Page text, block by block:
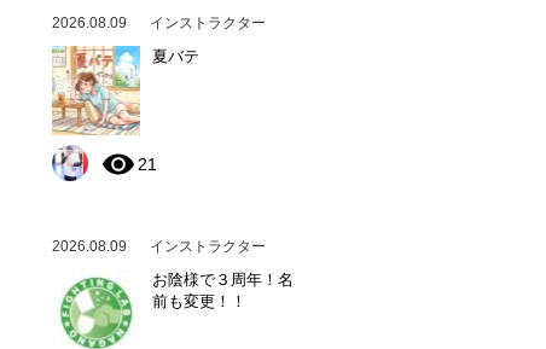
2026.08.09 インストラクター
夏バテ
21
2026.08.09 インストラクター
お陰様で３周年！名
前も変更！！